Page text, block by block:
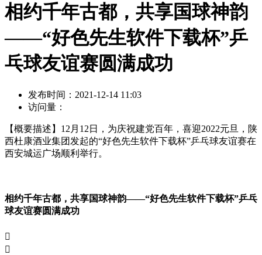
相约千年古都，共享国球神韵
——“好色先生软件下载杯”乒
乓球友谊赛圆满成功
发布时间： 2021-12-14 11:03
访问量：
【概要描述】 12月12日，为庆祝建党百年，喜迎2022元旦，陕
西杜康酒业集团发起的“好色先生软件下载杯”乒乓球友谊赛在
西安城运广场顺利举行。
相约千年古都，共享国球神韵——“好色先生软件下载杯”乒乓
球友谊赛圆满成功

